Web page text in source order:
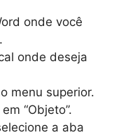
onde você
onde deseja
menu superior.
“Objeto”.
a aba